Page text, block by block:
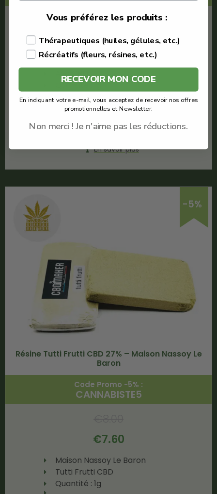
€13.95
€ 6.27
Oxyg'N CBD
Aya CBD
Quantité : 1g
Meilleur hash CBD
Voir le produit
En savoir plus
-5%
Résine Tutti Frutti CBD 27% – Maison Nassoy Le
Baron
Code Promo -5% :
CANNABISTE5
€7.60
Maison Nassoy Le Baron
Tutti Frutti CBD
Quantité : 1g
Vous préférez les produits :
Thérapeutiques (huiles, gélules, etc.)
Récréatifs (fleurs, résines, etc.)
RECEVOIR MON CODE
En indiquant votre e-mail, vous acceptez de recevoir nos offres
promotionnelles et Newsletter.
Non merci ! Je n'aime pas les réductions.